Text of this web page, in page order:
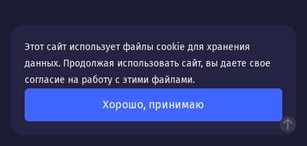
Этот сайт использует файлы cookie для хранения
данных. Продолжая использовать сайт, вы даете свое
согласие на работу с этими файлами.
Хорошо, принимаю